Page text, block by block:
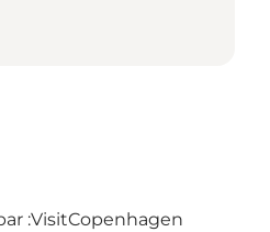
:VisitCopenhagen